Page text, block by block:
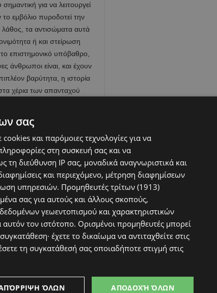
σημαντική για να λειτουργεί
εμβόλιο πυροδοτεί την
λάθος, τα αντισώματα αυτά
ή και στείρωση
επιστημονικό υπόβαθρο,
άνθρωποι είναι, και έχουν
βαρύτητα, η ιστορία
χέρια των απανταχού
όλη την επιστημονική
Wolfgang Wodarg έχει
πως καιη γρίπη των
Michael Yeadon, ας
όταν η εταιρεία έλαβε τη
και ο ίδιος έφτιαξε
της Pfizer/BioNTech), ο
πρωτεΐνες (όπως η
σας
και παρόμοιες τεχνολογίες για να
στη συσκευή σας και να
διεύθυνση IP σας, μοναδικά αναγνωριστικά και
και περιεχόμενο, μέτρηση διαφημίσεων
υπηρεσιών. Προμηθευτές τρίτων (1913)
σας για αυτούς και άλλους σκοπούς,
γεωεντοπισμού και χαρακτηριστικών
τον ιστότοπο. Ορισμένοι προμηθευτές μπορεί
έχετε το δικαίωμα να αντιταχθείτε στις
τη συγκατάθεσή σας οποιαδήποτε στιγμή στις
ΑΠΟΔΟΧΉ ΌΛΩΝ
ΌΛΩΝ